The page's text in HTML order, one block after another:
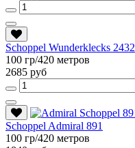
Schoppel Wunderklecks 2432
100 гр/420 метров
2685 руб
Schoppel Admiral 891
100 гр/420 метров